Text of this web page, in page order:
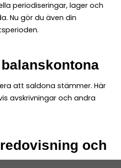
periodiseringar, lager och
Nu gör du även din
att saldona stämmer. Här
avskrivningar och andra
och